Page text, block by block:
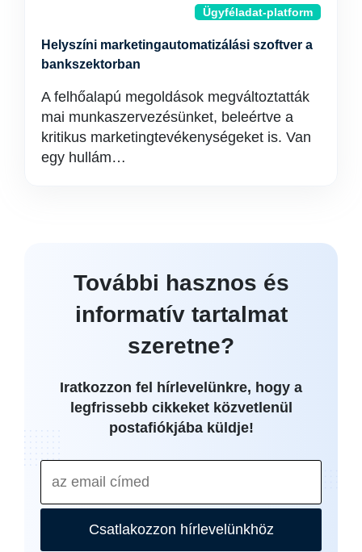
Ügyféladat-platform
Helyszíni marketingautomatizálási szoftver a
bankszektorban
A felhőalapú megoldások megváltoztatták
mai munkaszervezésünket, beleértve a
kritikus marketingtevékenységeket is. Van
egy hullám…
További hasznos és
informatív tartalmat
szeretne?
Iratkozzon fel hírlevelünkre, hogy a
legfrissebb cikkeket közvetlenül
postafiókjába küldje!
Csatlakozzon hírlevelünkhöz